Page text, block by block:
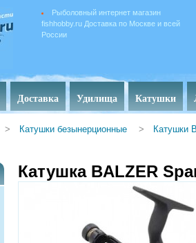
Рыболовный интернет магазин
fishhobby.ru Доставка по Москве и всей
России
Доставка Удилища Катушки
> Катушки безынерционные >
Катушки
Катушка BALZER